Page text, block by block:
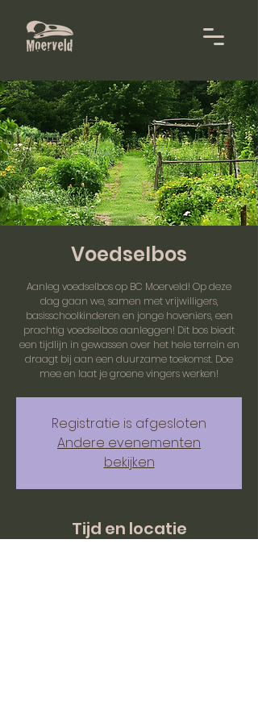
Voedselbos
Aanleg voedselbos op BC Moerveld! Op deze
dag gaan we, samen met vrijwilligers,
basisschoolkinderen en jonge hoveniers, een
prachtig voedselbos aanleggen! Dit bos biedt
een tijdlijn in gewassen over het hele terrein en
draagt bij aan een duurzame toekomst. Doe
mee en laat je groene vingers werken!
Registratie is afgesloten
Andere evenementen
bekijken
Tijd en locatie